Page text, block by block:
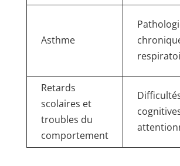
Asthme
Retards
scolaires et
troubles du
comportement